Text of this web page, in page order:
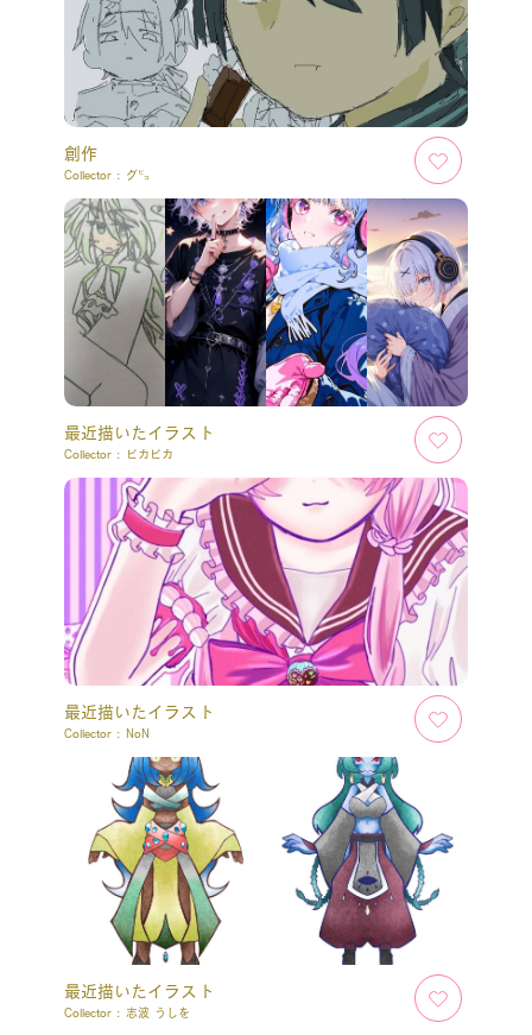
創作
Collector : グ㌰
最近描いたイラスト
Collector : ピカピカ
最近描いたイラスト
Collector : NoN
最近描いたイラスト
Collector : 志波 うしを